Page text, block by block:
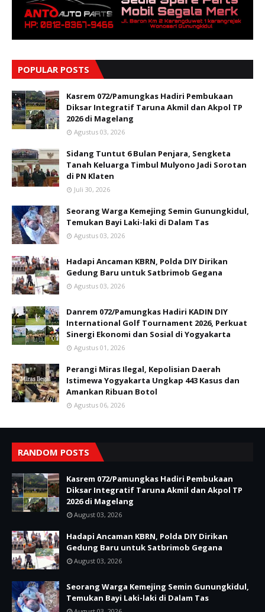
POPULAR POSTS
Kasrem 072/Pamungkas Hadiri Pembukaan
Diksar Integratif Taruna Akmil dan Akpol TP
2026 di Magelang
Agustus 03, 2026
Sidang Tuntut 6 Bulan Penjara, Sengketa
Tanah Keluarga Timbul Mulyono Jadi Sorotan
di PN Klaten
Juli 30, 2026
Seorang Warga Kemejing Semin Gunungkidul,
Temukan Bayi Laki-laki di Dalam Tas
Agustus 03, 2026
Hadapi Ancaman KBRN, Polda DIY Dirikan
Gedung Baru untuk Satbrimob Gegana
Agustus 03, 2026
Danrem 072/Pamungkas Hadiri KADIN DIY
International Golf Tournament 2026, Perkuat
Sinergi Ekonomi dan Sosial di Yogyakarta
Agustus 01, 2026
Perangi Miras Ilegal, Kepolisian Daerah
Istimewa Yogyakarta Ungkap 443 Kasus dan
Amankan Ribuan Botol
Agustus 06, 2026
RANDOM POSTS
Kasrem 072/Pamungkas Hadiri Pembukaan
Diksar Integratif Taruna Akmil dan Akpol TP
2026 di Magelang
August 03, 2026
Hadapi Ancaman KBRN, Polda DIY Dirikan
Gedung Baru untuk Satbrimob Gegana
August 03, 2026
Seorang Warga Kemejing Semin Gunungkidul,
Temukan Bayi Laki-laki di Dalam Tas